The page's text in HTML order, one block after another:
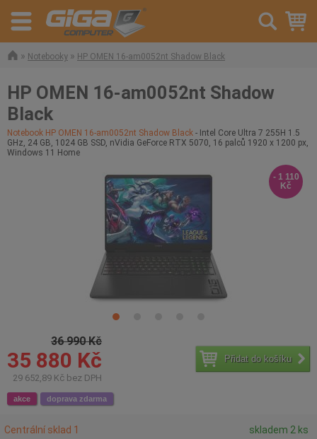
» Notebooky » HP OMEN 16-am0052nt Shadow Black
HP OMEN 16-am0052nt Shadow
Black
Notebook HP OMEN 16-am0052nt Shadow Black - Intel Core Ultra 7 255H 1.5
GHz, 24 GB, 1024 GB SSD, nVidia GeForce RTX 5070, 16 palců 1920 x 1200 px,
Windows 11 Home
36 990 Kč
35 880 Kč
29 652,89 Kč bez DPH
Přidat do košíku
akce doprava zdarma
- 1 110
Kč
Centrální sklad 1
skladem 2 ks